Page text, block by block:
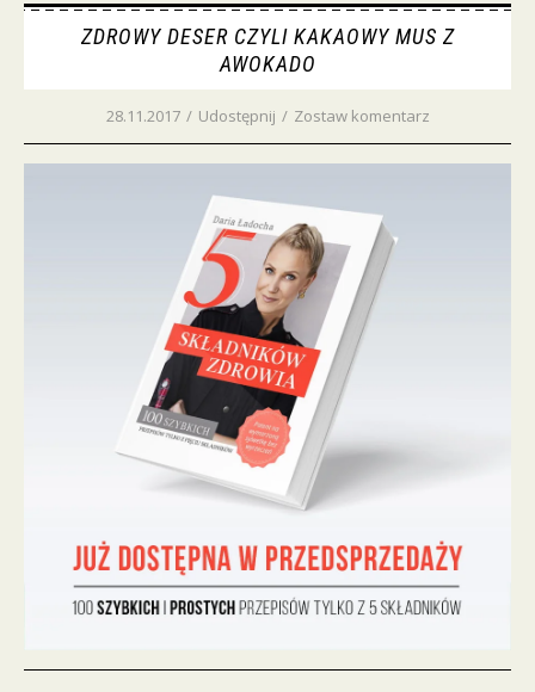
ZDROWY DESER CZYLI KAKAOWY MUS Z
AWOKADO
28.11.2017 / Udostępnij / Zostaw komentarz